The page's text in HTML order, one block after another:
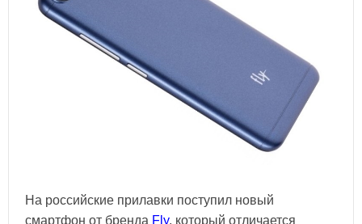
На российские прилавки поступил новый
смартфон от бренда Fly, который отличается